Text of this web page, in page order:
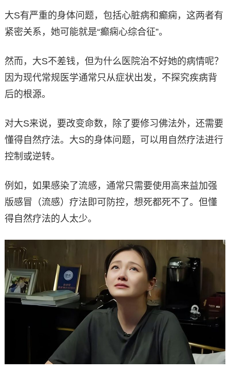
大S有严重的身体问题，包括心脏病和癫痫，这两者有
紧密关系，她可能就是“癫痫心综合征”。
然而，大S不差钱，但为什么医院治不好她的病情呢？
因为现代常规医学通常只从症状出发，不探究疾病背
后的根源。
对大S来说，要改变命数，除了要修习佛法外，还需要
懂得自然疗法。大S的身体问题，可以用自然疗法进行
控制或逆转。
例如，如果感染了流感，通常只需要使用高来益加强
版感冒（流感）疗法即可防控，想死都死不了。但懂
得自然疗法的人太少。